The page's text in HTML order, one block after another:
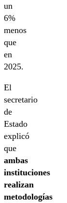
un
6%
menos
que
en
2025.
El
secretario
de
Estado
explicó
que
ambas
instituciones
realizan
metodologías